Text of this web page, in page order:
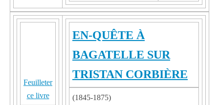
Feuilleter
ce livre
EN-QUÊTE À
BAGATELLE SUR
TRISTAN CORBIÈRE
(1845-1875)